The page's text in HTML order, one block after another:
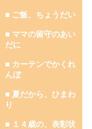
■ ご飯、ちょうだい
■ ママの留守のあい
だに
■ カーテンでかくれ
んぼ
■ 夏だから、ひまわ
り
■ １４歳の、表彰状